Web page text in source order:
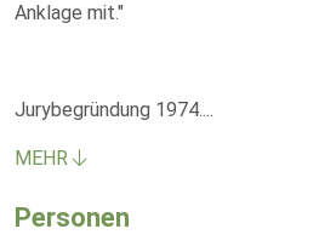
Anklage mit."
Jurybegründung 1974....
MEHR
Personen